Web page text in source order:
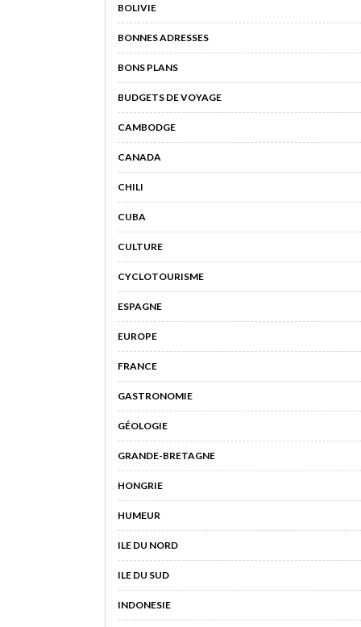
BOLIVIE
BONNES ADRESSES
BONS PLANS
BUDGETS DE VOYAGE
CAMBODGE
CANADA
CHILI
CUBA
CULTURE
CYCLOTOURISME
ESPAGNE
EUROPE
FRANCE
GASTRONOMIE
GÉOLOGIE
GRANDE-BRETAGNE
HONGRIE
HUMEUR
ILE DU NORD
ILE DU SUD
INDONESIE